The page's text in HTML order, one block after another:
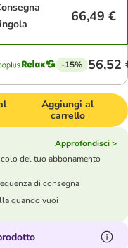
66,49 €
-15% 56,52
Aggiungi al
carrello
Approfondisci >
del tuo abbonamento
di consegna
quando vuoi